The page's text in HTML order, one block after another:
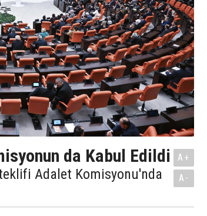
da Kabul Edildi
Adalet Komisyonu'nda
A+
A-